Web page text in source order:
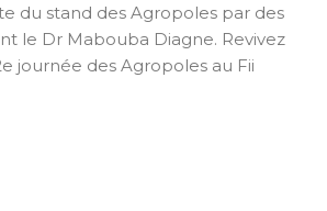
du stand des Agropoles par des
le Dr Mabouba Diagne. Revivez
journée des Agropoles au Fii